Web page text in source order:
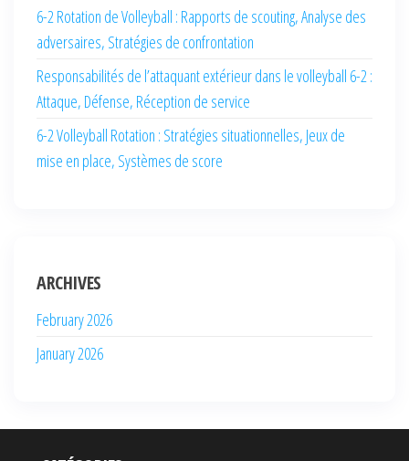
6-2 Rotation de Volleyball : Rapports de scouting, Analyse des
adversaires, Stratégies de confrontation
Responsabilités de l’attaquant extérieur dans le volleyball 6-2 :
Attaque, Défense, Réception de service
6-2 Volleyball Rotation : Stratégies situationnelles, Jeux de
mise en place, Systèmes de score
ARCHIVES
February 2026
January 2026